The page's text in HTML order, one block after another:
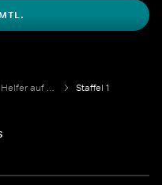
Projekt Superhund - Helfer auf vier Pfoten Staffel 1